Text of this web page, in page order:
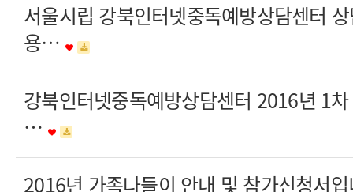
서울시립 강북인터넷중독예방상담센터
용…
강북인터넷중독예방상담센터 2016년 1
…
2016년 가족나들이 안내 및 참가신청서